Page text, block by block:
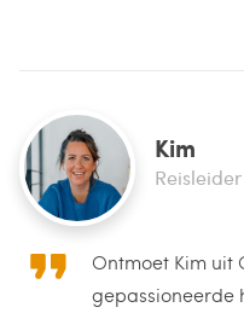
Kim
Ontmoet Kim uit
gepassioneerde